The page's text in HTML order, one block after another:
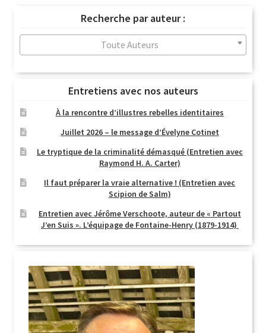
Recherche par auteur :
Toute Auteurs
Entretiens avec nos auteurs
À la rencontre d’illustres rebelles identitaires
Juillet 2026 – le message d’Évelyne Cotinet
Le tryptique de la criminalité démasqué (Entretien avec
Raymond H. A. Carter)
Il faut préparer la vraie alternative ! (Entretien avec
Scipion de Salm)
Entretien avec Jérôme Verschoote, auteur de « Partout
J’en Suis ». L’équipage de Fontaine-Henry (1879-1914)